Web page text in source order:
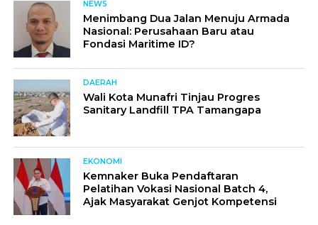
NEWS
Menimbang Dua Jalan Menuju Armada
Nasional: Perusahaan Baru atau
Fondasi Maritime ID?
DAERAH
Wali Kota Munafri Tinjau Progres
Sanitary Landfill TPA Tamangapa
EKONOMI
Kemnaker Buka Pendaftaran
Pelatihan Vokasi Nasional Batch 4,
Ajak Masyarakat Genjot Kompetensi